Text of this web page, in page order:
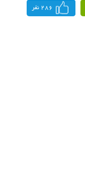
286 نفر